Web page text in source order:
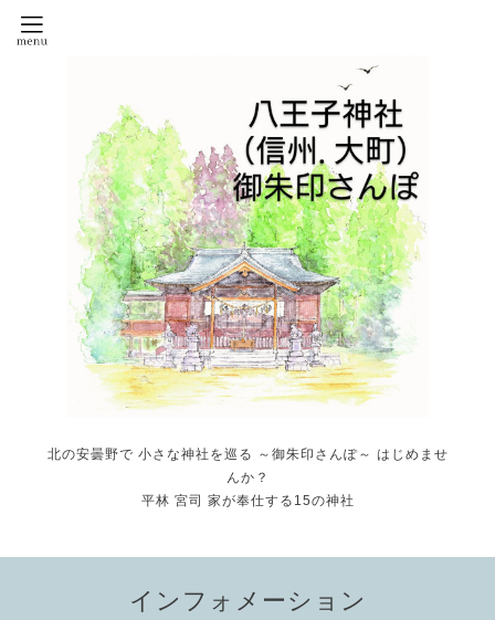
北の安曇野で 小さな神社を巡る ～御朱印さんぽ～ はじめませ
んか？
平林 宮司 家が奉仕する15の神社
インフォメーション